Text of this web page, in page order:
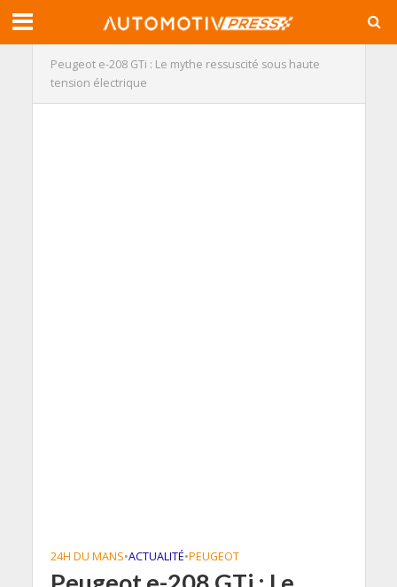
Peugeot e-208 GTi : Le mythe ressuscité sous haute
tension électrique
24H DU MANS•ACTUALITÉ•PEUGEOT